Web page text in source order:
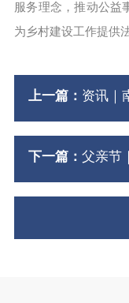
服务理念，推动公益
为乡村建设工作提供
上一篇： 资讯｜
下一篇： 父亲节